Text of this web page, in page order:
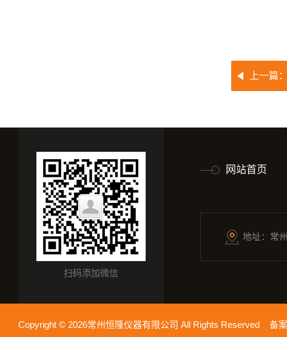
上一篇：
扫码添加微信
网站首页
地址：常
Copyright © 2026常州恒隆仪器有限公司 All Rights Reserved 备案